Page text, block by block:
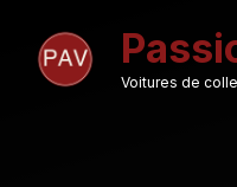
contenu
Voitures de